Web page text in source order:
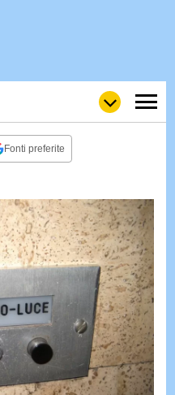
LOLGULP
LOVE
WOW
POP
NEWS
STORIE
VIDEO
& TV
QUIZ
&
TEST
Fonti preferite